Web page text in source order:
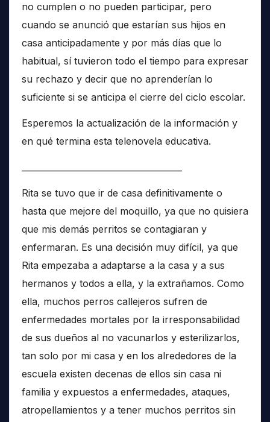
no cumplen o no pueden participar, pero
cuando se anunció que estarían sus hijos en
casa anticipadamente y por más días que lo
habitual, sí tuvieron todo el tiempo para expresar
su rechazo y decir que no aprenderían lo
suficiente si se anticipa el cierre del ciclo escolar.
Esperemos la actualización de la información y
en qué termina esta telenovela educativa.
Rita se tuvo que ir de casa definitivamente o
hasta que mejore del moquillo, ya que no quisiera
que mis demás perritos se contagiaran y
enfermaran. Es una decisión muy difícil, ya que
Rita empezaba a adaptarse a la casa y a sus
hermanos y todos a ella, y la extrañamos. Como
ella, muchos perros callejeros sufren de
enfermedades mortales por la irresponsabilidad
de sus dueños al no vacunarlos y esterilizarlos,
tan solo por mi casa y en los alrededores de la
escuela existen decenas de ellos sin casa ni
familia y expuestos a enfermedades, ataques,
atropellamientos y a tener muchos perritos sin